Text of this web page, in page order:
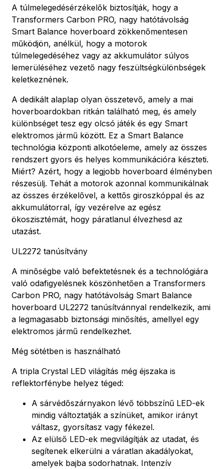
A túlmelegedésérzékelők biztosítják, hogy a
Transformers Carbon PRO, nagy hatótávolság
Smart Balance hoverboard zökkenőmentesen
működjön, anélkül, hogy a motorok
túlmelegedéséhez vagy az akkumulátor súlyos
lemerüléséhez vezető nagy feszültségkülönbségek
keletkeznének.
A dedikált alaplap olyan összetevő, amely a mai
hoverboardokban ritkán található meg, és amely
különbséget tesz egy olcsó játék és egy Smart
elektromos jármű között. Ez a Smart Balance
technológia központi alkotóeleme, amely az összes
rendszert gyors és helyes kommunikációra készteti.
Miért? Azért, hogy a legjobb hoverboard élményben
részesülj. Tehát a motorok azonnal kommunikálnak
az összes érzékelővel, a kettős giroszkóppal és az
akkumulátorral, így vezérelve az egész
ökoszisztémát, hogy páratlanul élvezhesd az
utazást.
UL2272 tanúsítvány
A minőségbe való befektetésnek és a technológiára
való odafigyelésnek köszönhetően a Transformers
Carbon PRO, nagy hatótávolság Smart Balance
hoverboard UL2272 tanúsítvánnyal rendelkezik, ami
a legmagasabb biztonsági minősítés, amellyel egy
elektromos jármű rendelkezhet.
Még sötétben is használható
A tripla Crystal LED világítás még éjszaka is
reflektorfénybe helyez téged:
A sárvédőszárnyakon lévő többszínű LED-ek
mindig változtatják a színüket, amikor irányt
váltasz, gyorsítasz vagy fékezel.
Az elülső LED-ek megvilágítják az utadat, és
segítenek elkerülni a váratlan akadályokat,
amelyek bajba sodorhatnak. Intenzív